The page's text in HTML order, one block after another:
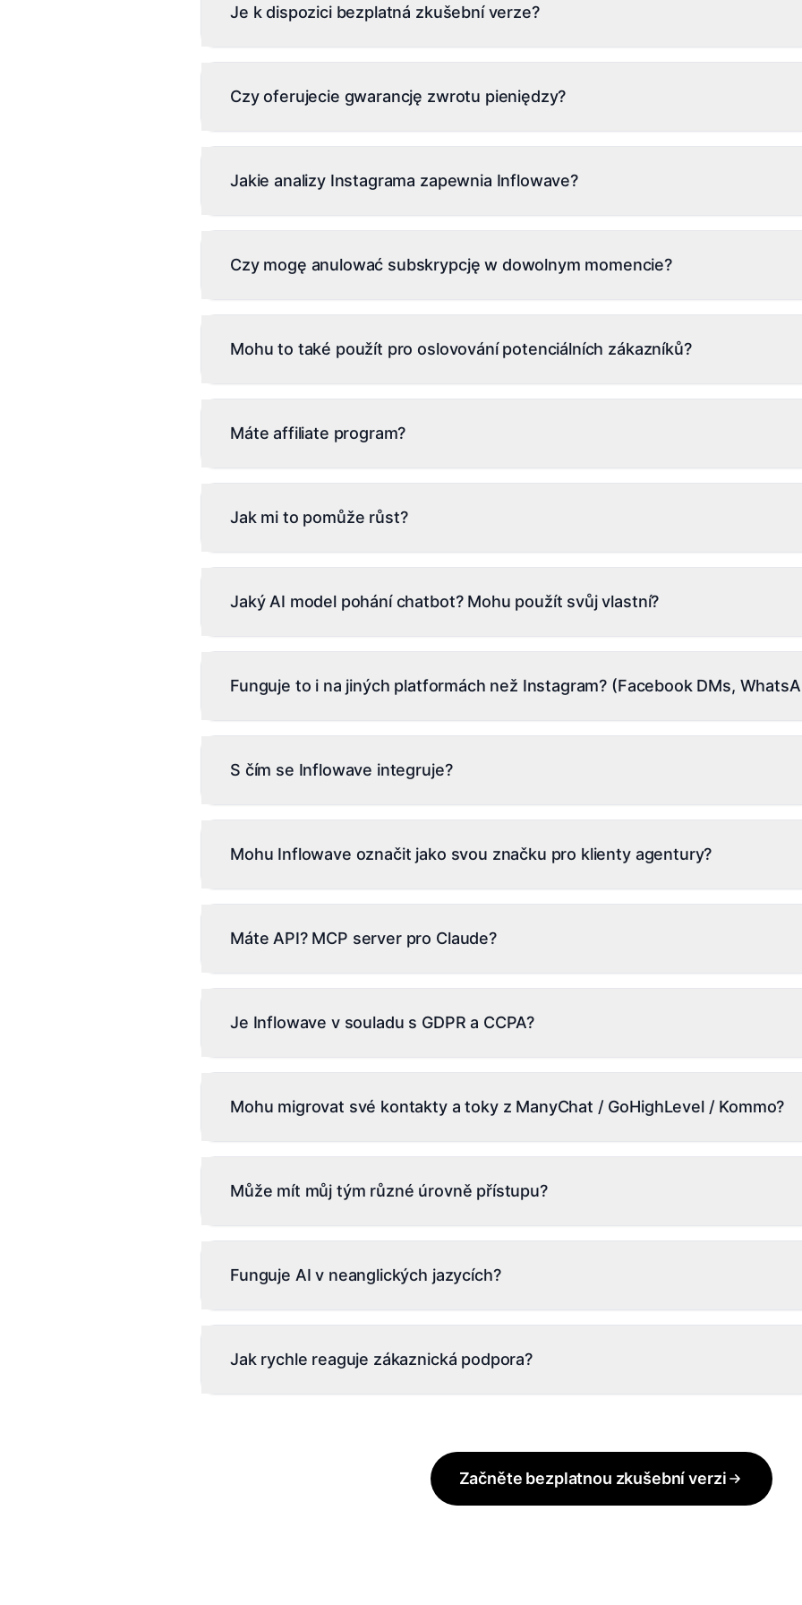
wytycznymi Meta. Przeczytaj naszą pełną <a href="/instagram-compliance">Politykę
Je k dispozici bezplatná zkušební verze?
Ano, nabízíme 7denní bezplatnou zkušební verzi
Czy oferujecie gwarancję zwrotu pieniędzy?
Tak. Oferujemy 30-dniową gwarancję zwrotu pieniędzy na wszystkie płatne plany.
bez zadawania pytań.
Jakie analizy Instagrama zapewnia Inflowave?
Inflowave oferuje pełne analizy Instagrama, w tym wskaźniki zaangażowania, wzrost
przyniosły najwięcej konwersji na wszystkich zarządzanych kontach.
Czy mogę anulować subskrypcję w dowolnym momencie?
Oczywiście. Możesz anulować subskrypcję Inflowave w dowolnym momencie w
Mohu to také použít pro oslovování potenciálních zákazníků?
Ne, ale pokud chcete služby pro růst, kontaktujte nás přes support@inflowave.io a
Máte affiliate program?
Ano, nabízíme 30% opakující se provizi za každou pozvanou osobu
Jak mi to pomůže růst?
Místo toho, abyste ztráceli čas snahou pochopit, odkud peníze přicházejí, spravovat
vše, abyste se mohli soustředit na dosahování výsledků a získávání více prodejů
Jaký AI model pohání chatbot? Mohu použít svůj vlastní?
Inflowave používá modely třídy GPT-4, které jsou laděny pro krátké konverzační
první dotyky DM (odpověď pod 2 sekundy). Můžete přepínat modely pro každého AI
Funguje to i na jiných platformách než Instagram? (Facebook DMs,
Ano. Inflowave funguje na Instagram DMs, Facebook Messenger, WhatsApp Business,
omezen vaším plánem.
S čím se Inflowave integruje?
Ihned po vybalení: Stripe, Calendly, Cal.com, Zoom, Google Calendar, Google Sheets,
Anthropic. Webhooky pro všechno, co nenativně integrujeme. Nativní MCP server,
Mohu Inflowave označit jako svou značku pro klienty agentury?
Ano. Plány pro agentury zahrnují white-label: vaši vlastní doménu (např.
vašeho brandovaného portálu a nikdy nevidí název Inflowave.
Máte API? MCP server pro Claude?
Ano. REST API s API klíči + doručování webhooků při každé události (vytvoření leadu,
Claude Desktop / ChatGPT může číst a zapisovat přímo do vašeho účtu.
Je Inflowave v souladu s GDPR a CCPA?
Ano. Inflowave je v souladu s GDPR + CCPA. Šifrováno v klidu (AES-256), TLS 1.3 při
export, auditní záznam každého přístupu k datům, povinné 2FA + RBAC pro
Mohu migrovat své kontakty a toky z ManyChat / GoHighLevel / Kommo?
Ano. Máme importéry na jedno kliknutí pro ManyChat (toky + kontakty), GoHighLevel
konverzace z ManyChat. Tým pro onboarding provede migraci za vás u plánů Pro a
Může mít můj tým různé úrovně přístupu?
Ano. Granulární RBAC u plánů Pro a Max, Vlastník, Admin, Manažer, Operátor, VA,
Enterprise.
Funguje AI v neanglických jazycích?
AI zvládá více než 60 jazyků s rodilou úrovní plynulosti v angličtině, španělštině,
dashboardu je aktuálně v angličtině s 14 dalšími lokalizacemi (FR, ES, DE, IT, PL atd.),
Jak rychle reaguje zákaznická podpora?
Onboardingový hovor zahrnutý v každém ročním plánu.
Začněte bezplatnou zkušební verzi